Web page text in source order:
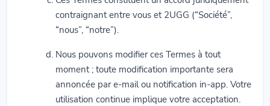
contraignant entre vous et 2UGG (“Société”,
“nous”, “notre”).
Nous pouvons modifier ces Termes à tout
moment ; toute modification importante sera
annoncée par e-mail ou notification in-app. Votre
utilisation continue implique votre acceptation.